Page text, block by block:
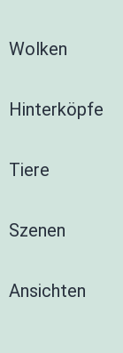
Wolken
Hinterköpfe
Tiere
Szenen
Ansichten